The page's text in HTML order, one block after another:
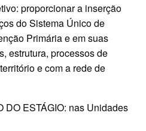
proporcionar a inserção
do Sistema Único de
Primária e em suas
estrutura, processos de
e com a rede de
DO ESTÁGIO: nas Unidades